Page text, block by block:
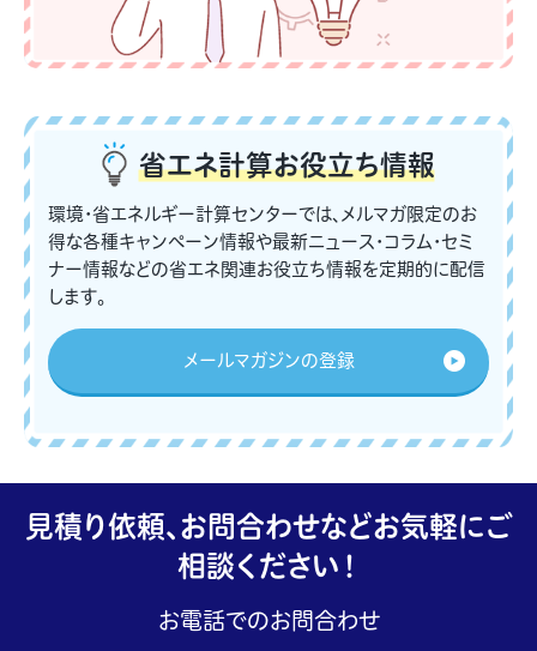
省エネ計算お役立ち情報
環境・省エネルギー計算センターでは、メルマガ限定のお
得な各種キャンペーン情報や最新ニュース・コラム・セミ
ナー情報などの省エネ関連お役立ち情報を定期的に配信
します。
メールマガジンの登録
見積り依頼、お問合わせなどお気軽にご
相談ください！
お電話でのお問合わせ